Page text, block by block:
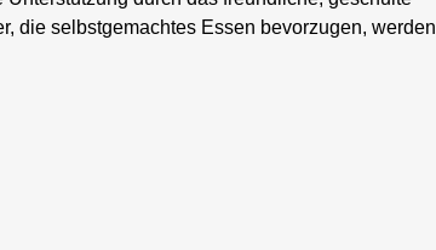
die selbstgemachtes Essen bevorzugen, werden